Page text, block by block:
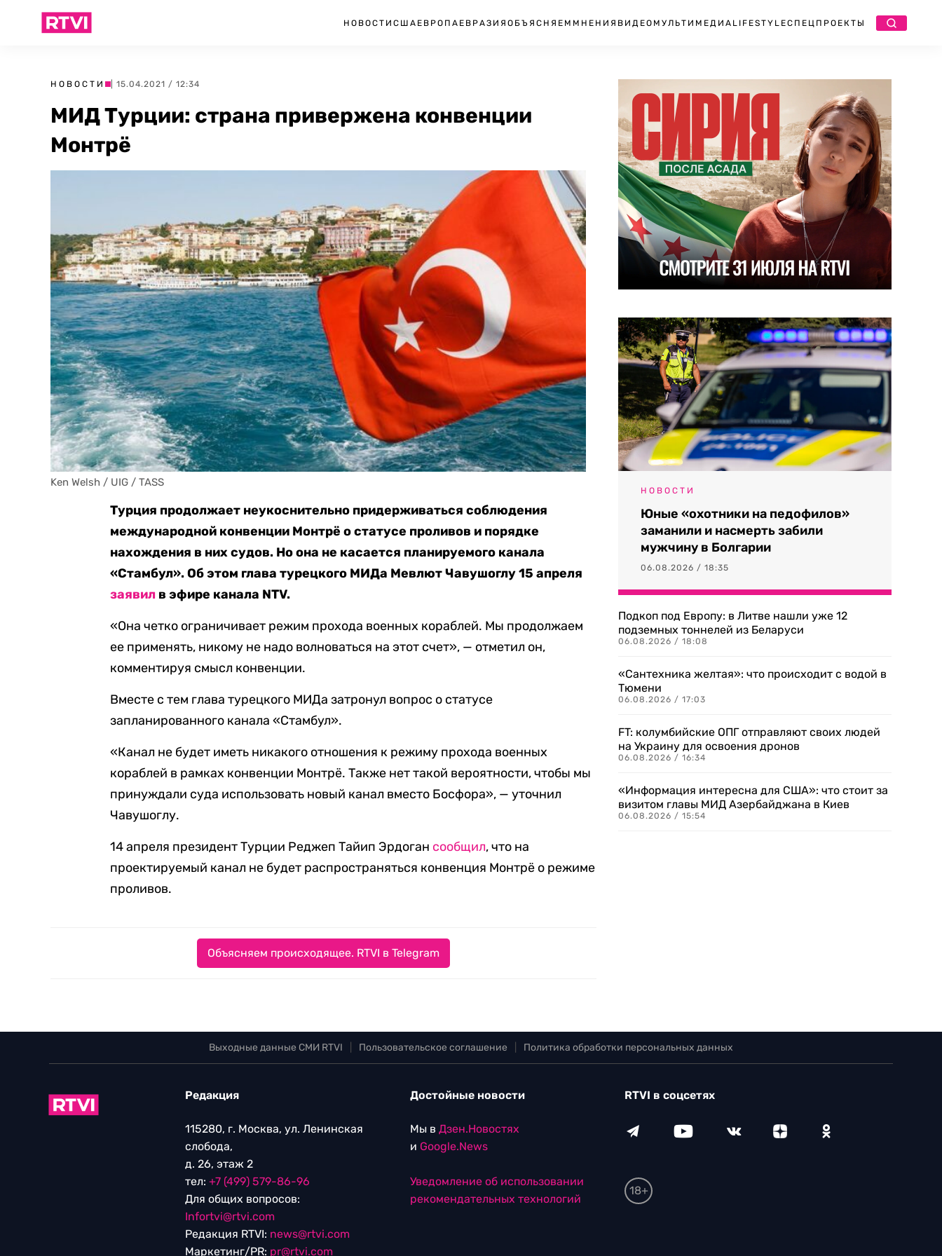
НОВОСТИ США ЕВРОПА ЕВРАЗИЯ ОБЪЯСНЯЕМ МНЕНИЯ ВИДЕО МУЛЬТИМЕДИА LIFESTYLEСПЕЦПРОЕКТЫ
НОВОСТИ | 15.04.2021 / 12:34
МИД Турции: страна привержена конвенции
Монтрё
Ken Welsh / UIG / TASS
Турция продолжает неукоснительно придерживаться соблюдения
международной конвенции Монтрё о статусе проливов и порядке
нахождения в них судов. Но она не касается планируемого канала
«Стамбул». Об этом глава турецкого МИДа Мевлют Чавушоглу 15 апреля
заявил в эфире канала NTV.
«Она четко ограничивает режим прохода военных кораблей. Мы продолжаем
ее применять, никому не надо волноваться на этот счет», — отметил он,
комментируя смысл конвенции.
Вместе с тем глава турецкого МИДа затронул вопрос о статусе
запланированного канала «Стамбул».
«Канал не будет иметь никакого отношения к режиму прохода военных
кораблей в рамках конвенции Монтрё. Также нет такой вероятности, чтобы мы
принуждали суда использовать новый канал вместо Босфора», — уточнил
Чавушоглу.
14 апреля президент Турции Реджеп Тайип Эрдоган сообщил, что на
проектируемый канал не будет распространяться конвенция Монтрё о режиме
проливов.
Объясняем происходящее. RTVI в Telegram
НОВОСТИ
Юные «охотники на педофилов»
заманили и насмерть забили
мужчину в Болгарии
06.08.2026 / 18:35
Подкоп под Европу: в Литве нашли уже 12
подземных тоннелей из Беларуси
06.08.2026 / 18:08
«Сантехника желтая»: что происходит с водой в
Тюмени
06.08.2026 / 17:03
FT: колумбийские ОПГ отправляют своих людей
на Украину для освоения дронов
06.08.2026 / 16:34
«Информация интересна для США»: что стоит за
визитом главы МИД Азербайджана в Киев
06.08.2026 / 15:54
Выходные данные СМИ RTVI Пользовательское соглашение Политика обработки персональных данных
Редакция
115280, г. Москва, ул. Ленинская
слобода,
д. 26, этаж 2
тел: +7 (499) 579-86-96
Для общих вопросов:
Infortvi@rtvi.com
Редакция RTVI: news@rtvi.com
Маркетинг/PR: pr@rtvi.com
Достойные новости
Мы в Дзен.Новостях
и Google.News
Уведомление об использовании
рекомендательных технологий
RTVI в соцсетях
18+